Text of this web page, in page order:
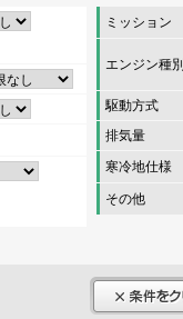
ミッション
エンジン種別
駆動方式
排気量
寒冷地仕様
その他